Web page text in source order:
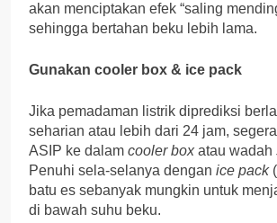
akan menciptakan efek “saling
sehingga bertahan beku lebih lama.
Gunakan cooler box & ice pack
Jika pemadaman listrik diprediksi
seharian atau lebih dari 24 jam,
ASIP ke dalam cooler boxatau wadah
Penuhi sela-selanya dengan ice pack
batu es sebanyak mungkin untuk
di bawah suhu beku.